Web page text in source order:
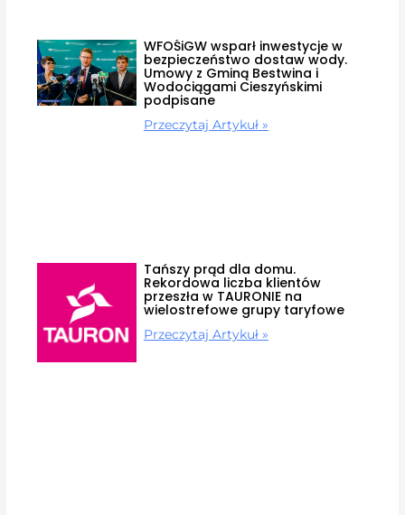
WFOŚiGW wsparł inwestycje w
bezpieczeństwo dostaw wody.
Umowy z Gminą Bestwina i
Wodociągami Cieszyńskimi
podpisane
Przeczytaj Artykuł »
Tańszy prąd dla domu.
Rekordowa liczba klientów
przeszła w TAURONIE na
wielostrefowe grupy taryfowe
Przeczytaj Artykuł »